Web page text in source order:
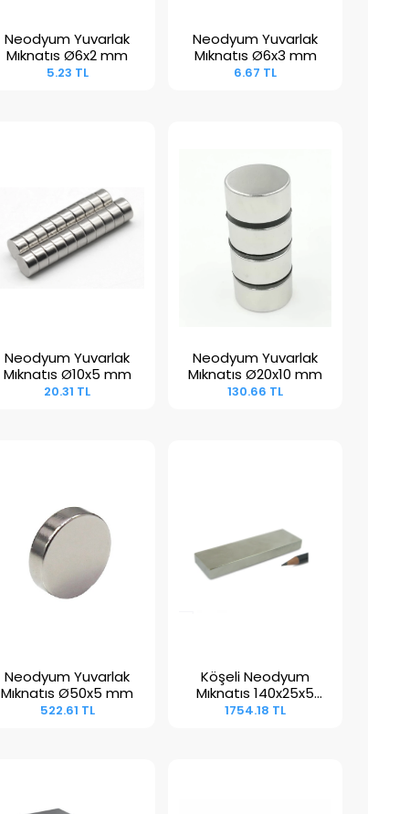
Sepete Ekle
Neodyum Yuvarlak
Mıknatıs Ø6x2 mm
5.23 TL
Sepete Ekle
Neodyum Yuvarlak
Mıknatıs Ø6x3 mm
6.67 TL
Sepete Ekle
Neodyum Yuvarlak
Mıknatıs Ø10x5 mm
20.31 TL
Sepete Ekle
Neodyum Yuvarlak
Mıknatıs Ø20x10 mm
130.66 TL
Sepete Ekle
Neodyum Yuvarlak
Mıknatıs Ø50x5 mm
522.61 TL
Sepete Ekle
Köşeli Neodyum
Mıknatıs 140x25x5
mm
1754.18 TL